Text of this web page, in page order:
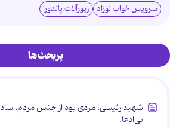
سرویس خواب نوزاد زیورآلات پاندورا
پربحث‌ها
شهید رئیسی، مردی بود از جنس مردم،
بی‌ادعا.